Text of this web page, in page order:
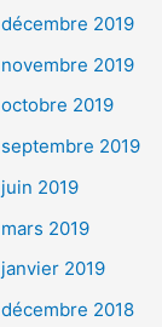
décembre 2019
novembre 2019
octobre 2019
septembre 2019
juin 2019
mars 2019
janvier 2019
décembre 2018